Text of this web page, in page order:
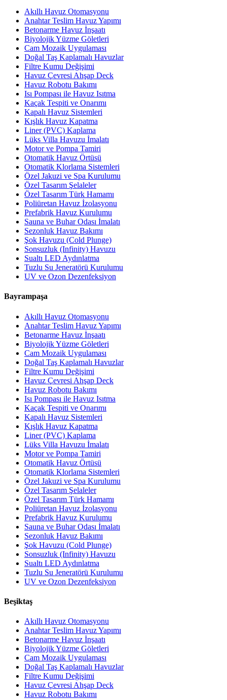
Akıllı Havuz Otomasyonu
Anahtar Teslim Havuz Yapımı
Betonarme Havuz İnşaatı
Biyolojik Yüzme Göletleri
Cam Mozaik Uygulaması
Doğal Taş Kaplamalı Havuzlar
Filtre Kumu Değişimi
Havuz Çevresi Ahşap Deck
Havuz Robotu Bakımı
Isı Pompası ile Havuz Isıtma
Kaçak Tespiti ve Onarımı
Kapalı Havuz Sistemleri
Kışlık Havuz Kapatma
Liner (PVC) Kaplama
Lüks Villa Havuzu İmalatı
Motor ve Pompa Tamiri
Otomatik Havuz Örtüsü
Otomatik Klorlama Sistemleri
Özel Jakuzi ve Spa Kurulumu
Özel Tasarım Şelaleler
Özel Tasarım Türk Hamamı
Poliüretan Havuz İzolasyonu
Prefabrik Havuz Kurulumu
Sauna ve Buhar Odası İmalatı
Sezonluk Havuz Bakımı
Şok Havuzu (Cold Plunge)
Sonsuzluk (Infinity) Havuzu
Sualtı LED Aydınlatma
Tuzlu Su Jeneratörü Kurulumu
UV ve Ozon Dezenfeksiyon
Bayrampaşa
Akıllı Havuz Otomasyonu
Anahtar Teslim Havuz Yapımı
Betonarme Havuz İnşaatı
Biyolojik Yüzme Göletleri
Cam Mozaik Uygulaması
Doğal Taş Kaplamalı Havuzlar
Filtre Kumu Değişimi
Havuz Çevresi Ahşap Deck
Havuz Robotu Bakımı
Isı Pompası ile Havuz Isıtma
Kaçak Tespiti ve Onarımı
Kapalı Havuz Sistemleri
Kışlık Havuz Kapatma
Liner (PVC) Kaplama
Lüks Villa Havuzu İmalatı
Motor ve Pompa Tamiri
Otomatik Havuz Örtüsü
Otomatik Klorlama Sistemleri
Özel Jakuzi ve Spa Kurulumu
Özel Tasarım Şelaleler
Özel Tasarım Türk Hamamı
Poliüretan Havuz İzolasyonu
Prefabrik Havuz Kurulumu
Sauna ve Buhar Odası İmalatı
Sezonluk Havuz Bakımı
Şok Havuzu (Cold Plunge)
Sonsuzluk (Infinity) Havuzu
Sualtı LED Aydınlatma
Tuzlu Su Jeneratörü Kurulumu
UV ve Ozon Dezenfeksiyon
Beşiktaş
Akıllı Havuz Otomasyonu
Anahtar Teslim Havuz Yapımı
Betonarme Havuz İnşaatı
Biyolojik Yüzme Göletleri
Cam Mozaik Uygulaması
Doğal Taş Kaplamalı Havuzlar
Filtre Kumu Değişimi
Havuz Çevresi Ahşap Deck
Havuz Robotu Bakımı